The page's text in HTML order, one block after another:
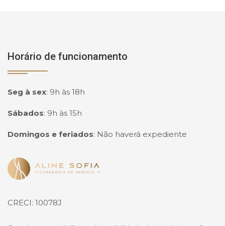
Horário de funcionamento
Seg à sex: 9h às 18h
Sábados: 9h às 15h
Domingos e feriados: Não haverá expediente
Página inicial
CRECI: 10078J